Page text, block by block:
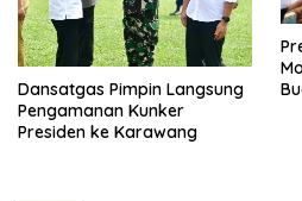
Dansatgas Pimpin Langsung
Pengamanan Kunker
Presiden ke Karawang